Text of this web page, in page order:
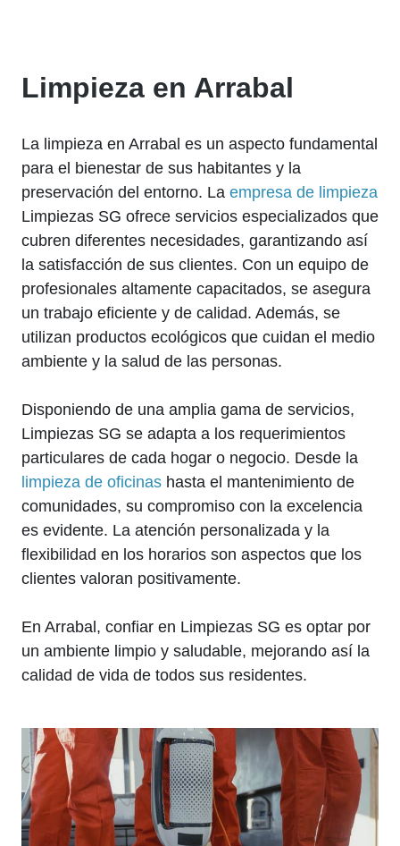
Limpieza en Arrabal
La limpieza en Arrabal es un aspecto fundamental
para el bienestar de sus habitantes y la
preservación del entorno. La empresa de limpieza
Limpiezas SG ofrece servicios especializados que
cubren diferentes necesidades, garantizando así
la satisfacción de sus clientes. Con un equipo de
profesionales altamente capacitados, se asegura
un trabajo eficiente y de calidad. Además, se
utilizan productos ecológicos que cuidan el medio
ambiente y la salud de las personas.
Disponiendo de una amplia gama de servicios,
Limpiezas SG se adapta a los requerimientos
particulares de cada hogar o negocio. Desde la
limpieza de oficinas hasta el mantenimiento de
comunidades, su compromiso con la excelencia
es evidente. La atención personalizada y la
flexibilidad en los horarios son aspectos que los
clientes valoran positivamente.
En Arrabal, confiar en Limpiezas SG es optar por
un ambiente limpio y saludable, mejorando así la
calidad de vida de todos sus residentes.